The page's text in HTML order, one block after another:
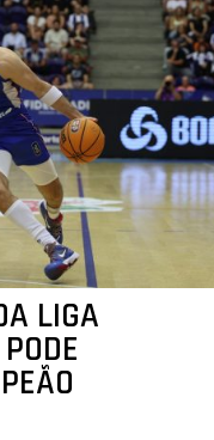
LIGA